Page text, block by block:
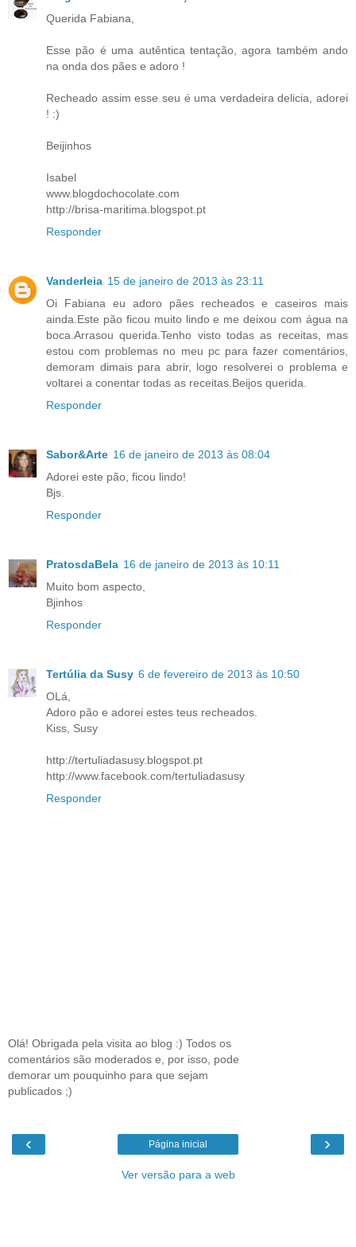
Querida Fabiana,
Esse pão é uma autêntica tentação, agora também ando
na onda dos pães e adoro !
Recheado assim esse seu é uma verdadeira delicia, adorei
! :)
Beijinhos
Isabel
www.blogdochocolate.com
http://brisa-maritima.blogspot.pt
Responder
Vanderleia 15 de janeiro de 2013 às 23:11
Oi Fabiana eu adoro pães recheados e caseiros mais
ainda.Este pão ficou muito lindo e me deixou com água na
boca.Arrasou querida.Tenho visto todas as receitas, mas
estou com problemas no meu pc para fazer comentários,
demoram dimais para abrir, logo resolverei o problema e
voltarei a conentar todas as receitas.Beijos querida.
Responder
Sabor&Arte 16 de janeiro de 2013 às 08:04
Adorei este pão, ficou lindo!
Bjs.
Responder
PratosdaBela 16 de janeiro de 2013 às 10:11
Muito bom aspecto,
Bjinhos
Responder
Tertúlia da Susy 6 de fevereiro de 2013 às 10:50
OLá,
Adoro pão e adorei estes teus recheados.
Kiss, Susy
http://tertuliadasusy.blogspot.pt
http://www.facebook.com/tertuliadasusy
Responder
Olá! Obrigada pela visita ao blog :) Todos os
comentários são moderados e, por isso, pode
demorar um pouquinho para que sejam
publicados ;)
‹ ›
Página inicial
Ver versão para a web